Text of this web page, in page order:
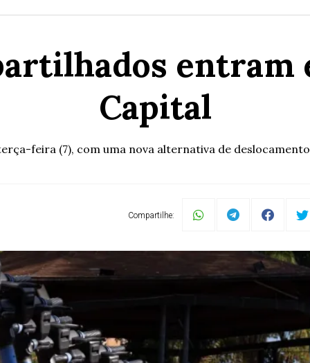
entram
Capital
feira (7), com uma nova alternativa de
Compartilhe: